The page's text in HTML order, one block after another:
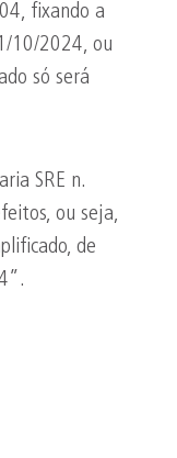
fixando a
10/2024, ou
só será
SRE n.
ou seja,
de